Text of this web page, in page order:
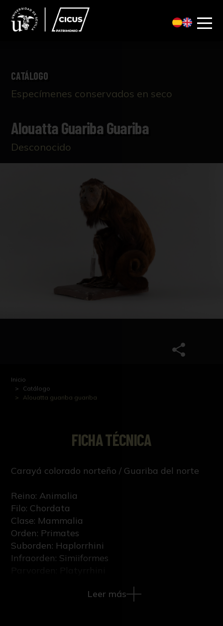
CATÁLOGO
Especímenes conservados en seco
Alouatta Guariba Guariba
Desconocido
Inicio
Catálogo
Alouatta guariba guariba
FICHA TÉCNICA
Carayá colorado norteño / Guariba del norte
Reino: Animalia
Filo: Chordata
Clase: Mammalia
Orden: Primates
Suborden: Haplorrhini
Infraorden: Simiiformes
Leer más